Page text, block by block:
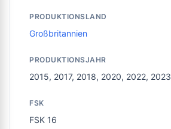
PRODUKTIONSLAND
Großbritannien
PRODUKTIONSJAHR
2015, 2017, 2018, 2020, 2022, 2023
FSK
FSK 16